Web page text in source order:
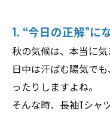
1. “今日の正解”に
秋の気候は、本当に気
日中は汗ばむ陽気で
ったりしますよね。
そんな時、長袖Tシャ